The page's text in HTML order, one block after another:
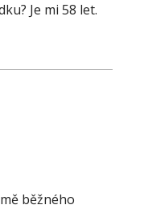
Je mi 58 let.
běžného